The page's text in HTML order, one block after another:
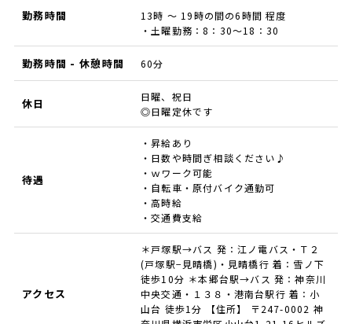
勤務時間
13時 ～ 19時の間の6時間 程度
・土曜勤務：8：30～18：30
勤務時間 - 休憩時間 60分
休日
日曜、祝日
◎日曜定休です
待遇
・昇給あり
・日数や時間ぎ相談ください♪
・ｗワーク可能
・自転車・原付バイク通勤可
・高時給
・交通費支給
アクセス
＊戸塚駅→バス 発：江ノ電バス・Ｔ２
(戸塚駅−見晴橋)・見晴橋行 着：雪ノ下
徒歩10分 ＊本郷台駅→バス 発：神奈川
中央交通・１３８・港南台駅行 着：小
山台 徒歩1分 【住所】 〒247-0002 神